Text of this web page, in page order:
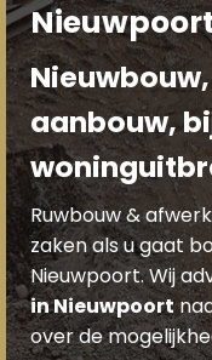
aanbouw,
Ruwbouw &
zaken als u gaat
Nieuwpoort. Wij
in Nieuwpoort
over de